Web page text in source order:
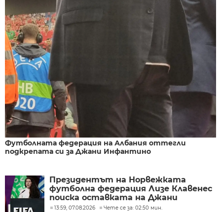
Футболната федерация на Албания оттегли
подкрепата си за Джани Инфантино
Президентът на Норвежката
футболна федерация Лизе Клавенес
поиска оставката на Джани
Инфантино
13:59, 07.08.2026 Чете се за: 02:50 мин.